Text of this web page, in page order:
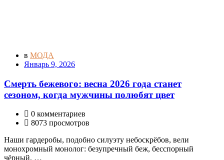
в МОДА
Январь 9, 2026
Смерть бежевого: весна 2026 года станет
сезоном, когда мужчины полюбят цвет
0 комментариев
8073 просмотров
Наши гардеробы, подобно силуэту небоскрёбов, вели
монохромный монолог: безупречный беж, бесспорный
чёрный, …